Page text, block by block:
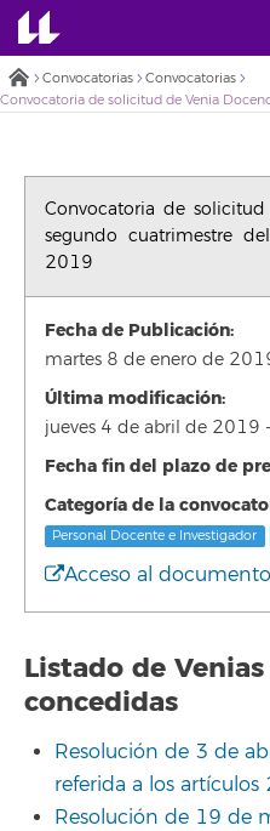
Convocatorias
Convocatorias
Convocatoria de
segundo cuatrimestre
2019
Fecha de Publicación:
martes 8 de enero de
Última modificación:
jueves 4 de abril de 2019
Fecha fin del plazo de
Categoría de la
Personal Docente e Investigador
Acceso al
Listado de
concedidas
Resolución de 3 de
referida a los artículos
Resolución de 19 de